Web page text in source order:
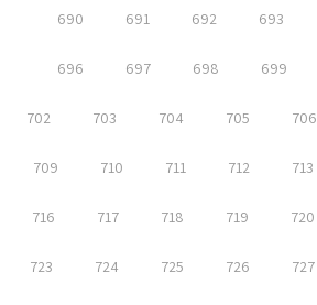
690 691 692 693
696 697 698 699
702 703 704 705 706
709 710 711 712 713
716 717 718 719 720
723 724 725 726 727